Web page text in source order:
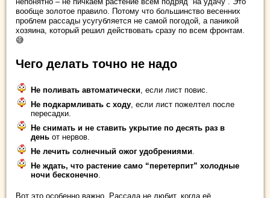
вообще золотое правило. Потому что большинство весенних
проблем рассады усугубляется не самой погодой, а паникой
хозяина, который решил действовать сразу по всем фронтам.
😅
Чего делать точно не надо
Не поливать автоматически , если лист повис.
Не подкармливать с ходу , если лист пожелтел после
пересадки.
Не снимать и не ставить укрытие по десять раз в
день от нервов.
Не лечить солнечный ожог удобрениями
Не ждать, что растение само “перетерпит” холодные
ночи бесконечно
Вот это особенно важно. Рассада не любит, когда её